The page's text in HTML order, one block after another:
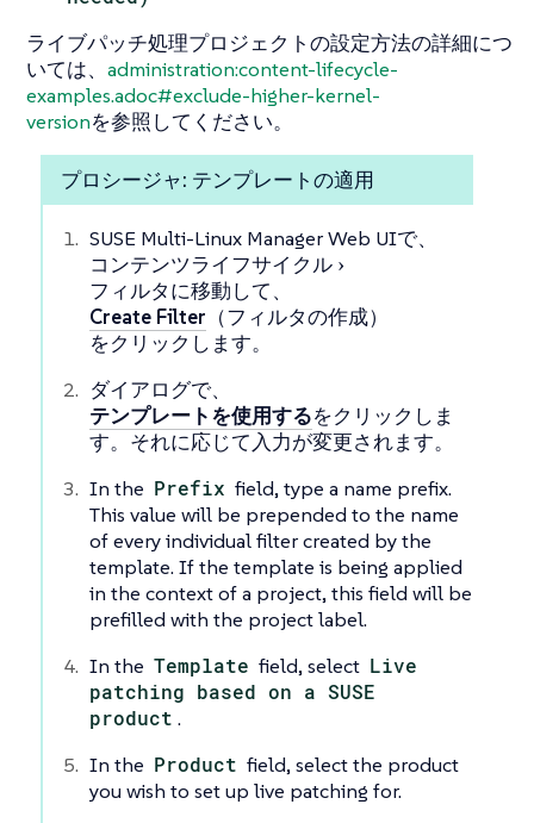
ライブパッチ処理プロジェクトの設定方法の詳細につ
いては、 administration:content-lifecycle-
examples.adoc#exclude-higher-kernel-
versionを参照してください。
プロシージャ: テンプレートの適用
SUSE Multi-Linux Manager Web UIで、
コンテンツライフサイクル
フィルタに移動して、
Create Filter （フィルタの作成）
をクリックします。
ダイアログで、
テンプレートを使用するをクリックしま
す。それに応じて入力が変更されます。
In the Prefix field, type a name prefix.
This value will be prepended to the name
of every individual filter created by the
template. If the template is being applied
in the context of a project, this field will be
prefilled with the project label.
In the Template field, select Live
patching based on a SUSE
product .
In the Product field, select the product
you wish to set up live patching for.